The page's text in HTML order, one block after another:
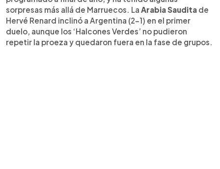
sorpresas más allá de Marruecos. La Arabia Saudita de
Hervé Renard inclinó a Argentina (2-1) en el primer
duelo, aunque los ‘Halcones Verdes’ no pudieron
repetir la proeza y quedaron fuera en la fase de grupos.